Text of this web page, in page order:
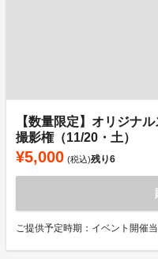
【数量限定】オリジナ
撮影権（11/20・土）
¥5,000 (税込)残り6
ご提供予定時期：イベント開催当